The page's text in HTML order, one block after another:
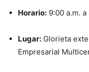
Horario: 9:00 a.m.
Lugar: Glorieta
Empresarial